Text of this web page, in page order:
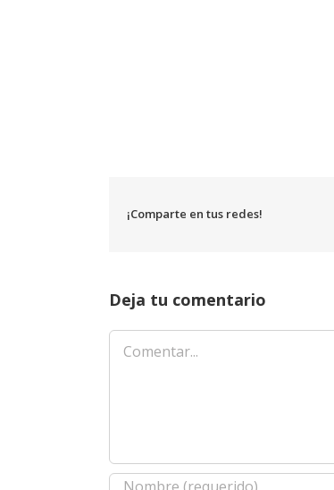
¡Comparte en tus redes!
Deja tu comentario
Comentar